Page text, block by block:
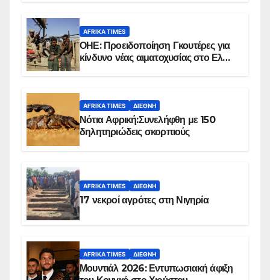
AFRIKA TIMES
ΟΗΕ: Προειδοποίηση Γκουτέρες για
κίνδυνο νέας αιματοχυσίας στο Ελ
AFRIKA TIMES ΔΙΕΘΝΉ
Νότια Αφρική:Συνελήφθη με 150
δηλητηριώδεις σκορπιούς
AFRIKA TIMES ΔΙΕΘΝΉ
17 νεκροί αγρότες στη Νιγηρία
AFRIKA TIMES ΔΙΕΘΝΉ
Μουντιάλ 2026: Εντυπωσιακή άφιξη